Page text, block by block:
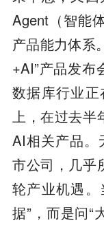
Agent（智能
产品能力体系
+AI”产品发布
数据库行业
上，在过去
AI相关产品。
市公司，几乎
轮产业机遇
据”，而是问“